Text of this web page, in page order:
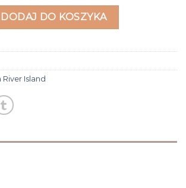
island
DODAJ DO KOSZYKA
River Island